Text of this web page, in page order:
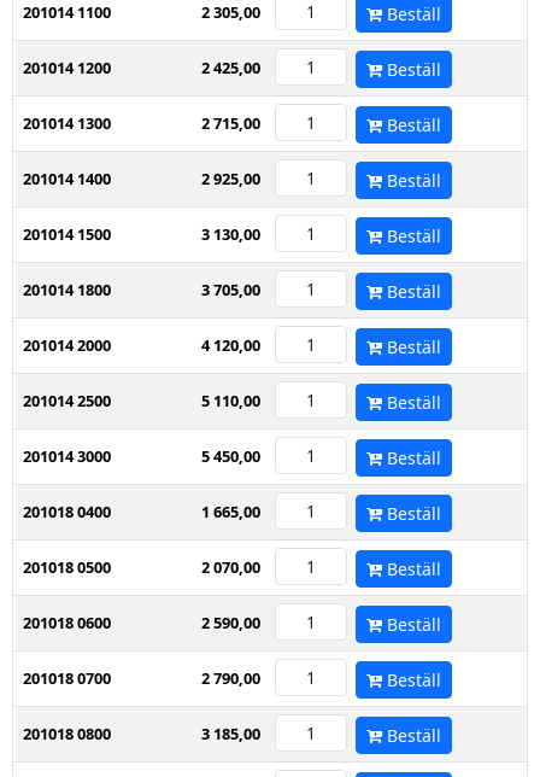
201014 1100 2 305,00 Beställ
201014 1200 2 425,00 Beställ
201014 1300 2 715,00 Beställ
201014 1400 2 925,00 Beställ
201014 1500 3 130,00 Beställ
201014 1800 3 705,00 Beställ
201014 2000 4 120,00 Beställ
201014 2500 5 110,00 Beställ
201014 3000 5 450,00 Beställ
201018 0400 1 665,00 Beställ
201018 0500 2 070,00 Beställ
201018 0600 2 590,00 Beställ
201018 0700 2 790,00 Beställ
201018 0800 3 185,00 Beställ